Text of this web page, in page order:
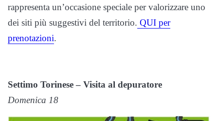
rappresenta un’occasione speciale per valorizzare uno
dei siti più suggestivi del territorio. QUI per
prenotazioni.
Settimo Torinese – Visita al depuratore
Domenica 18